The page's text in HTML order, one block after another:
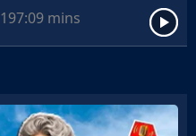
197:09mins